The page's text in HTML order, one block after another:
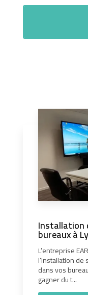
Installation
bureaux à
L’entreprise
l’installation
dans vos
gagner du t...